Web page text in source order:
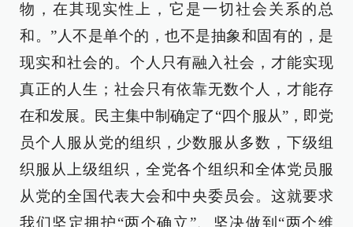
物，在其现实性上，它是一切社会关系的总
和。”人不是单个的，也不是抽象和固有的，是
现实和社会的。个人只有融入社会，才能实现
真正的人生；社会只有依靠无数个人，才能存
在和发展。民主集中制确定了“四个服从”，即党
员个人服从党的组织，少数服从多数，下级组
织服从上级组织，全党各个组织和全体党员服
从党的全国代表大会和中央委员会。这就要求
我们坚定拥护“两个确立”、坚决做到“两个维